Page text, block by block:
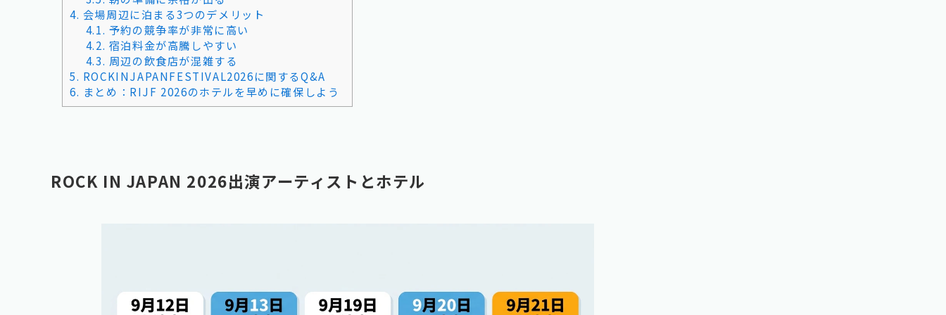
4. 会場周辺に泊まる3つのデメリット
4.1. 予約の競争率が非常に高い
4.2. 宿泊料金が高騰しやすい
4.3. 周辺の飲食店が混雑する
5. ROCKINJAPANFESTIVAL2026に関するQ&A
6. まとめ：RIJF 2026のホテルを早めに確保しよう
ROCK IN JAPAN 2026出演アーティストとホテル